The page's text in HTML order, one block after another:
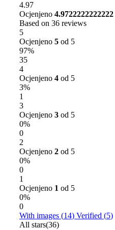
4.97
Ocjenjeno 4.9722222222222
Based on 36 reviews
5
Ocjenjeno 5 od 5
97%
35
4
Ocjenjeno 4 od 5
3%
1
3
Ocjenjeno 3 od 5
0%
0
2
Ocjenjeno 2 od 5
0%
0
1
Ocjenjeno 1 od 5
0%
0
With images (14) Verified (5)
All stars(36)